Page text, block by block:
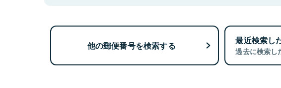
他の郵便番号を検索する 最近検索し
過去に検索し